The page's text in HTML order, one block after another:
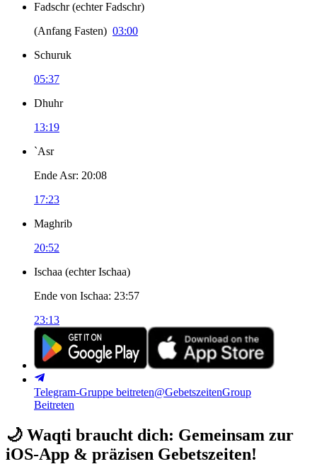
Fadschr (echter Fadschr)
(Anfang Fasten) 03:00
Schuruk
05:37
Dhuhr
13:19
`Asr
Ende Asr: 20:08
17:23
Maghrib
20:52
Ischaa (echter Ischaa)
Ende von Ischaa: 23:57
23:13
Telegram-Gruppe beitreten@GebetszeitenGroup
Beitreten
🌙 Waqti braucht dich: Gemeinsam zur
iOS-App & präzisen Gebetszeiten!